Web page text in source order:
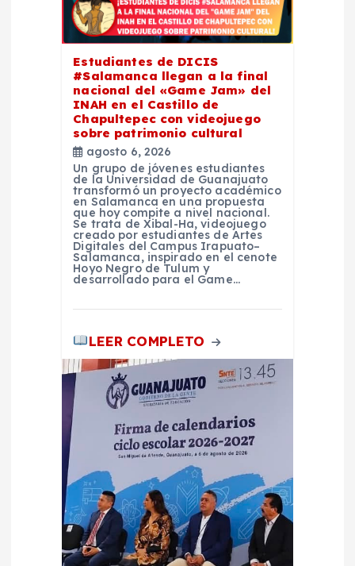
Estudiantes de DICIS
#Salamanca llegan a la final
nacional del «Game Jam» del
INAH en el Castillo de
Chapultepec con videojuego
sobre patrimonio cultural
agosto 6, 2026
Un grupo de jóvenes estudiantes
de la Universidad de Guanajuato
transformó un proyecto académico
en Salamanca en una propuesta
que hoy compite a nivel nacional.
Se trata de Xibal-Ha, videojuego
creado por estudiantes de Artes
Digitales del Campus Irapuato–
Salamanca, inspirado en el cenote
Hoyo Negro de Tulum y
desarrollado para el Game…
LEER COMPLETO